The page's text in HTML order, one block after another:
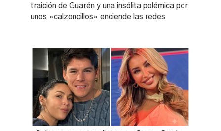
traición de Guarén y una insólita polémica por
unos «calzoncillos» enciende las redes